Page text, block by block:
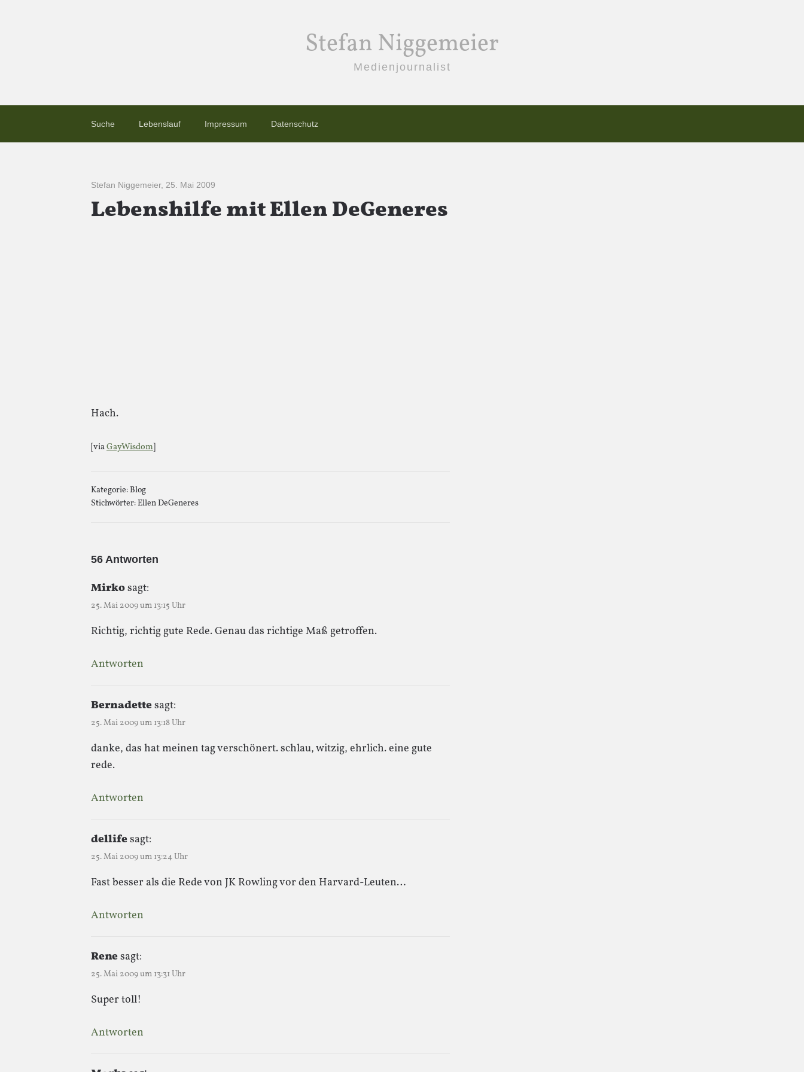
Stefan Niggemeier
Medienjournalist
Suche Lebenslauf Impressum Datenschutz
Stefan Niggemeier, 25. Mai 2009
Lebenshilfe mit Ellen DeGeneres
Hach.
[viaGayWisdom]
Kategorie:Blog
Stichwörter:Ellen DeGeneres
56 Antworten
Mirkosagt:
25. Mai 2009 um 13:15 Uhr
Richtig, richtig gute Rede. Genau das richtige Maß getroffen.
Antworten
Bernadettesagt:
25. Mai 2009 um 13:18 Uhr
danke, das hat meinen tag verschönert. schlau, witzig, ehrlich. eine gute
rede.
Antworten
dellifesagt:
25. Mai 2009 um 13:24 Uhr
Fast besser als die Rede von JK Rowling vor den Harvard-Leuten…
Antworten
Renesagt:
25. Mai 2009 um 13:31 Uhr
Super toll!
Antworten